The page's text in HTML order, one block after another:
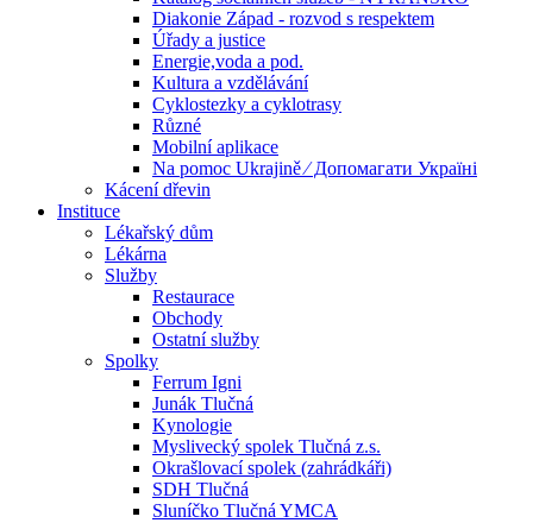
Diakonie Západ - rozvod s respektem
Úřady a justice
Energie,voda a pod.
Kultura a vzdělávání
Cyklostezky a cyklotrasy
Různé
Mobilní aplikace
Na pomoc Ukrajině ⁄ Допомагати Україні
Kácení dřevin
Instituce
Lékařský dům
Lékárna
Služby
Restaurace
Obchody
Ostatní služby
Spolky
Ferrum Igni
Junák Tlučná
Kynologie
Myslivecký spolek Tlučná z.s.
Okrašlovací spolek (zahrádkáři)
SDH Tlučná
Sluníčko Tlučná YMCA